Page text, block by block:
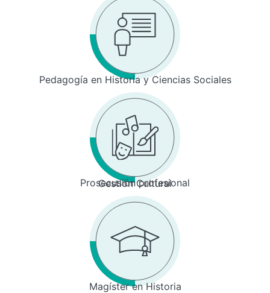
Pedagogía en Historia y Ciencias Sociales
Prosecusión profesional
Gestión Cultural
Magíster en Historia